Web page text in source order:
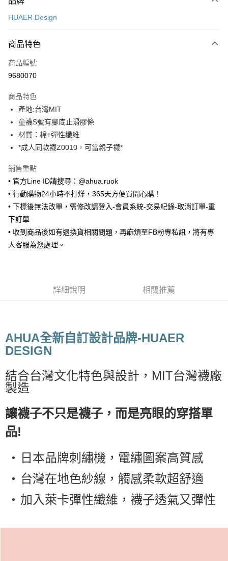
信用卡一次付款
LINE Pay
Apple Pay
悠遊付
ATM付款
運送方式
付款後全家取貨
每筆NT$65，滿NT$688(含以上)免運費
7-11取貨付款
每筆NT$65，滿NT$688(含以上)免運費
每筆NT$125，滿NT$1,500(含以上)免運費
其他海外郵寄
香港澳門地區 查看運費
HUAER Design
商品特色
商品編號
9680070
商品特色
產地:台灣MIT
童襪S號有腳底止滑膠條
材質：棉+彈性纖維
*成人同款襪Z0010，可當親子襪*
銷售重點
• 官方Line ID請搜尋：@ahua.ruok
• 行動購物24小時不打烊，365天方便買開心購！
• 下標後無法改單，需修改請登入-會員系統-交易紀錄-取消訂單-重
下訂單
• 收到商品後如有退換貨相關問題，再麻煩至FB粉專私訊，將有專
人客服為您處理。
詳細說明 相關推薦
AHUA全新自訂設計品牌-HUAER
DESIGN
結合台灣文化特色與設計，MIT台灣襪廠
製造
讓襪子不只是襪子，而是亮眼的穿搭單
品!
日本品牌刺繡機，電繡圖案高質感
台灣在地色紗線，觸感柔軟超舒適
加入萊卡彈性纖維，襪子透氣又彈性